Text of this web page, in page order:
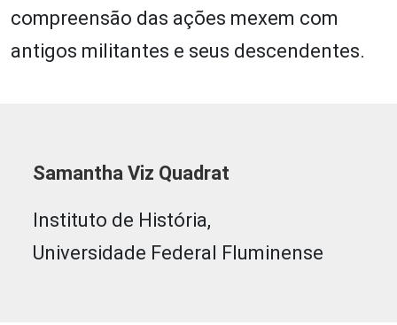
compreensão das ações mexem com
antigos militantes e seus descendentes.
Samantha Viz Quadrat
Instituto de História,
Universidade Federal Fluminense